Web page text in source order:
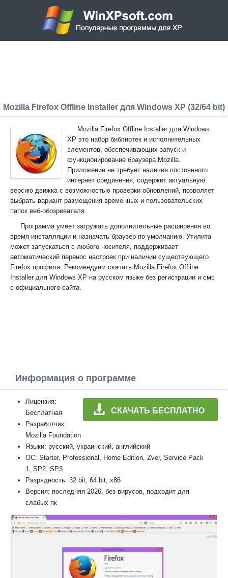
Mozilla Firefox Offline Installer для Windows XP (32/64 bit)
Mozilla Firefox Offline Installer для Windows
XP это набор библиотек и исполнительных
элементов, обеспечивающих запуск и
функционирование браузера Mozilla.
Приложение не требует наличия постоянного
интернет соединения, содержит актуальную
версию движка с возможностью проверки обновлений, позволяет
выбрать вариант размещения временных и пользовательских
папок веб-обозревателя.
Программа умеет загружать дополнительные расширения во
время инсталляции и назначать браузер по умолчанию. Утилита
может запускаться с любого носителя, поддерживает
автоматический перенос настроек при наличии существующего
Firefox профиля. Рекомендуем скачать Mozilla Firefox Offline
Installer для Windows XP на русском языке без регистрации и смс
с официального сайта.
Информация о программе
СКАЧАТЬ БЕСПЛАТНО
Лицензия:
Бесплатная
Разработчик:
Mozilla Foundation
Языки: русский, украинский, английский
ОС: Starter, Professional, Home Edition, Zver, Service Pack
1, SP2, SP3
Разрядность: 32 bit, 64 bit, x86
Версия: последняя 2026, без вирусов, подходит для
слабых пк